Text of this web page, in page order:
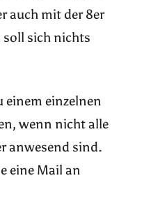
auch mit der 8er
soll sich nichts
einem einzelnen
wenn nicht alle
anwesend sind.
eine Mail an